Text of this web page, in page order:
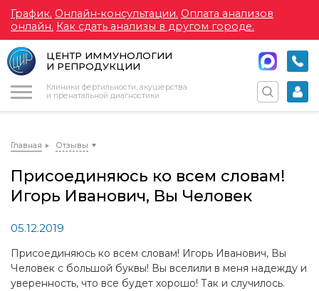
График. Онлайн-консультации. Оплата анализов
онлайн. Как сдать анализы в другом городе.
ЦЕНТР ИММУНОЛОГИИ
И РЕПРОДУКЦИИ
Клиники фертильности, акушерства
и пренатальной диагностики
Главная Отзывы
Присоединяюсь ко всем словам!
Игорь Иванович, Вы Человек
05.12.2019
Присоединяюсь ко всем словам! Игорь Иванович, Вы
Человек с большой буквы! Вы вселили в меня надежду и
уверенность, что все будет хорошо! Так и случилось.